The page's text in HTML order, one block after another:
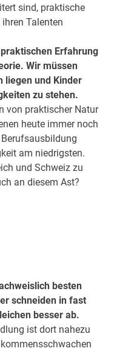
sind, praktische
Talenten
Erfahrung
Wir müssen
liegen und Kinder
zu stehen.
von praktischer Natur
heute immer noch
am niedrigsten.
und Schweiz zu
an diesem Ast?
besten
schneiden in fast
besser ab.
ist dort nahezu